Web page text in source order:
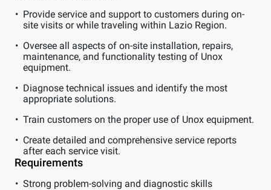
Provide service and support to customers during on-
site visits or while traveling within Lazio Region.
Oversee all aspects of on-site installation, repairs,
maintenance, and functionality testing of Unox
equipment.
Diagnose technical issues and identify the most
appropriate solutions.
Train customers on the proper use of Unox equipment.
Create detailed and comprehensive service reports
after each service visit.
Requirements
Strong problem-solving and diagnostic skills